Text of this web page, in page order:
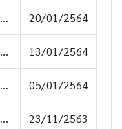
อัตราหลักประกันการซื้อขายสัญญาซื้อขายล่วงหน้า (25 มกราคม 2564) 20/01/2564
อัตราหลักประกันการซื้อขายสัญญาซื้อขายล่วงหน้า (13 มกราคม 2564) 13/01/2564
อัตราหลักประกันการซื้อขายสัญญาซื้อขายล่วงหน้า (05 มกราคม 2564) 05/01/2564
อัตราหลักประกันการซื้อขายสัญญาซื้อขายล่วงหน้า (23 พฤศจิกายน 2563) 23/11/2563